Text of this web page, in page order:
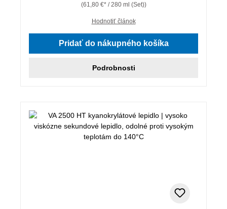
(61,80 €* / 280 ml (Set))
Hodnotiť článok
Pridať do nákupného košíka
Podrobnosti